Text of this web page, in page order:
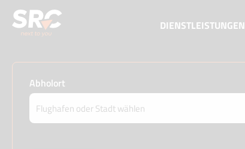
DIENSTLEISTUNGEN
Abholort